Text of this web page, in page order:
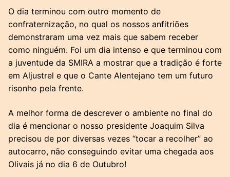
O dia terminou com outro momento de
confraternização, no qual os nossos anfitriões
demonstraram uma vez mais que sabem receber
como ninguém. Foi um dia intenso e que terminou com
a juventude da SMIRA a mostrar que a tradição é forte
em Aljustrel e que o Cante Alentejano tem um futuro
risonho pela frente.
A melhor forma de descrever o ambiente no final do
dia é mencionar o nosso presidente Joaquim Silva
precisou de por diversas vezes “tocar a recolher” ao
autocarro, não conseguindo evitar uma chegada aos
Olivais já no dia 6 de Outubro!